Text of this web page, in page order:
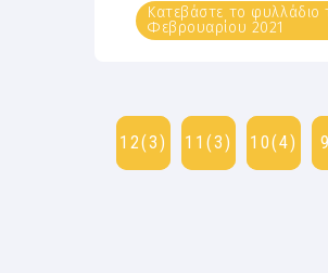
Κατεβάστε το φυλλάδιο
Φεβρουαρίου 2021
12(3) 11(3) 10(4)